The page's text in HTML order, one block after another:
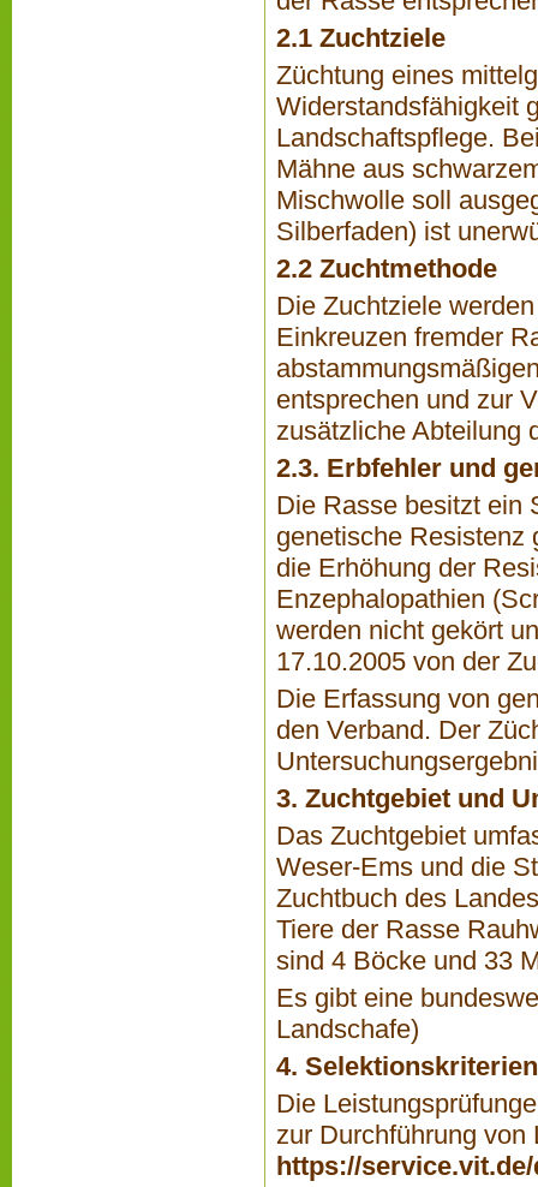
2.1 Zuchtziele
Züchtung eines
Widerstandsfähigkeit
Landschaftspflege.
Mähne aus
Mischwolle soll
Silberfaden) ist
2.2 Zuchtmethode
Die Zuchtziele
Einkreuzen fremder
entsprechen und zur
zusätzliche Abteilung
2.3. Erbfehler und
Die Rasse besitzt ein
genetische Resistenz
die Erhöhung der
Enzephalopathien
werden nicht gekört
17.10.2005 von der
Die Erfassung von
den Verband. Der
3. Zuchtgebiet und
Das Zuchtgebiet
Weser-Ems und die
Zuchtbuch des
Tiere der Rasse
sind 4 Böcke und 33
Es gibt eine
Landschafe)
4.
Die
zur Durchführung von
https://